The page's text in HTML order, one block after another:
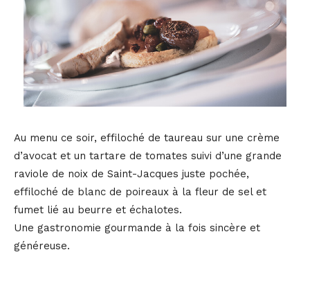
Au menu ce soir, effiloché de taureau sur une crème
d’avocat et un tartare de tomates suivi d’une grande
raviole de noix de Saint-Jacques juste pochée,
effiloché de blanc de poireaux à la fleur de sel et
fumet lié au beurre et échalotes.
Une gastronomie gourmande à la fois sincère et
généreuse.